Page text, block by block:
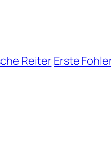
ReiterErste